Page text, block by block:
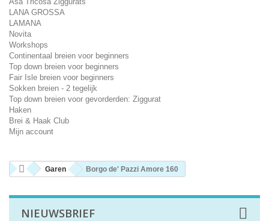
LANA GROSSA
LAMANA
Novita
Workshops
Continentaal breien voor beginners
Top down breien voor beginners
Fair Isle breien voor beginners
Sokken breien - 2 tegelijk
Top down breien voor gevorderden: Ziggurat
Haken
Brei & Haak Club
Mijn account
Garen Borgo de' Pazzi Amore 160
NIEUWSBRIEF